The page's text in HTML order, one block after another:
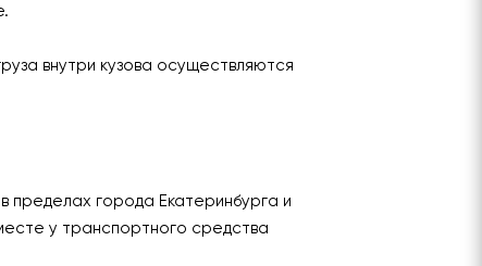
внутри кузова осуществляются
пределах города Екатеринбурга и
у транспортного средства